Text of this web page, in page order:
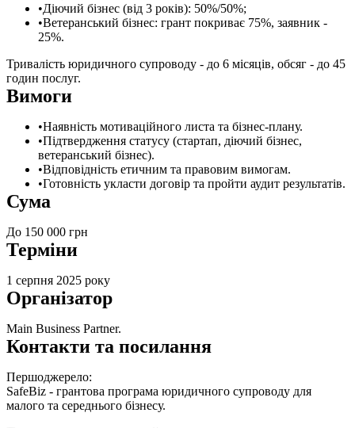
Діючий бізнес (від 3 років): 50%/50%;
Ветеранський бізнес: грант покриває 75%, заявник -
25%.
Тривалість юридичного супроводу - до 6 місяців, обсяг - до 45
годин послуг.
Вимоги
Наявність мотиваційного листа та бізнес-плану.
Підтвердження статусу (стартап, діючий бізнес,
ветеранський бізнес).
Відповідність етичним та правовим вимогам.
Готовність укласти договір та пройти аудит результатів.
Сума
До 150 000 грн
Терміни
1 серпня 2025 року
Організатор
Main Business Partner.
Контакти та посилання
Першоджерело:
SafeBiz - грантова програма юридичного супроводу для
малого та середнього бізнесу.